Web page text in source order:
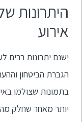
היתרונות
אירוע
ישנם יתרונות רבים
הגברת הביטחון
בתמונות שצולמו
יותר מאחר שחלק